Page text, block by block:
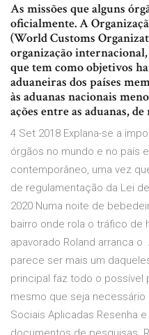
As missões que alguns
oficialmente. A
(World Customs
organização
que tem como objetivos
aduaneiras dos países
às aduanas nacionais
ações entre as aduanas, de
4 Set 2018 Explana-se a
órgãos no mundo e no país
contemporâneo, uma vez
de regulamentação da Lei
2020 Numa noite de
bairro onde rola o tráfico de
apavorado Roland arranca
parece ser mais um
principal faz todo o possível
mesmo que seja
Sociais Aplicadas Resenha